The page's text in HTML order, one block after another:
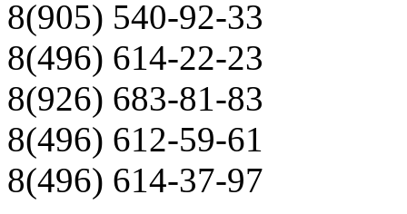
8(905) 540-92-33
8(496) 614-22-23
8(926) 683-81-83
8(496) 612-59-61
8(496) 614-37-97